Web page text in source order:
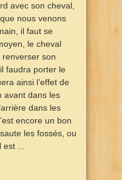
avec son cheval,
nous venons
il faut se
le cheval
son
faudra porter le
ainsi l’effet de
avant dans les
dans les
encore un bon
les fossés, ou
...